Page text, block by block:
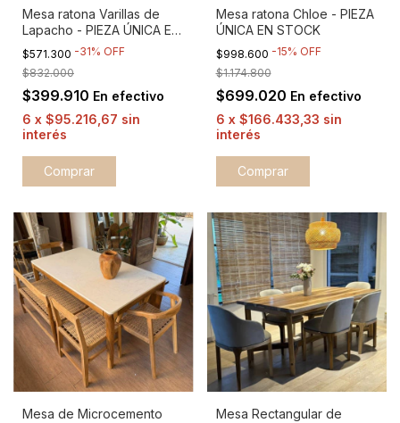
Mesa ratona Varillas de
Lapacho - PIEZA ÚNICA EN
STOCK
$571.300 -31% OFF
$832.000
$399.910 En efectivo
6 x $95.216,67 sin
interés
Mesa ratona Chloe - PIEZA
ÚNICA EN STOCK
$998.600 -15% OFF
$1.174.800
$699.020 En efectivo
6 x $166.433,33 sin
interés
Comprar
Mesa de Microcemento
Mesa Rectangular de